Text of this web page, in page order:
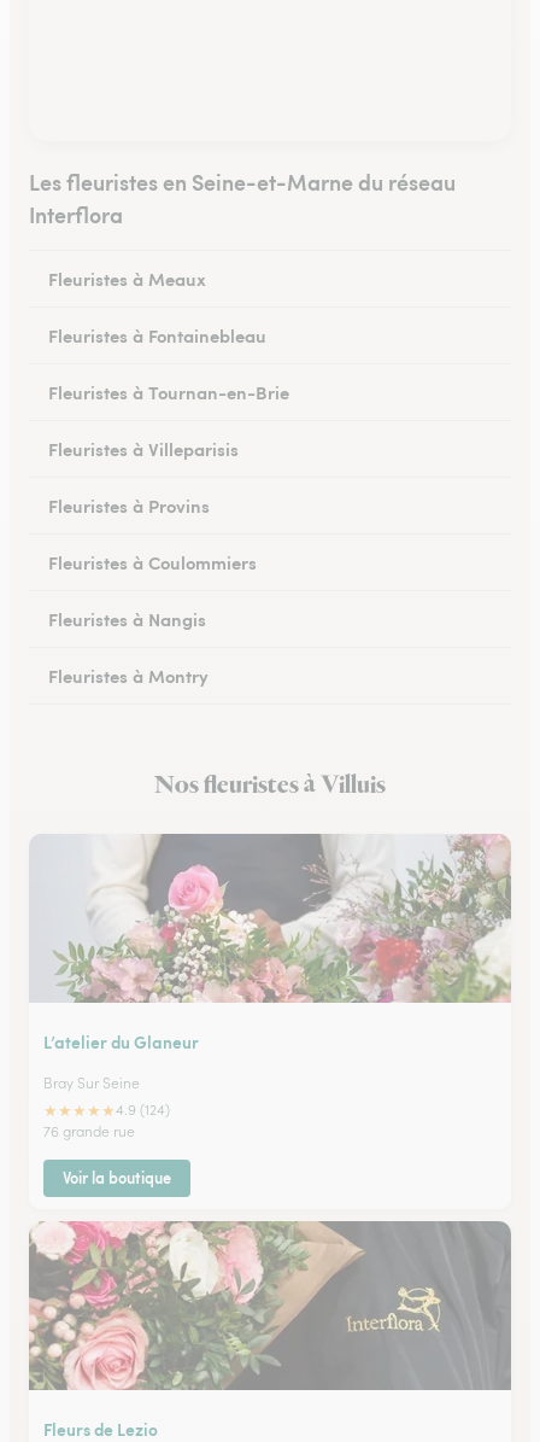
Les fleuristes en Seine-et-Marne du réseau
Interflora
Fleuristes à Meaux
Fleuristes à Fontainebleau
Fleuristes à Tournan-en-Brie
Fleuristes à Villeparisis
Fleuristes à Provins
Fleuristes à Coulommiers
Fleuristes à Nangis
Fleuristes à Montry
Fleuristes à EsblyNos fleuristes à Villuis
L’atelier du Glaneur
Bray Sur Seine
★★★★★4.9 (124)
76 grande rue
Voir la boutique
Fleurs de Lezio